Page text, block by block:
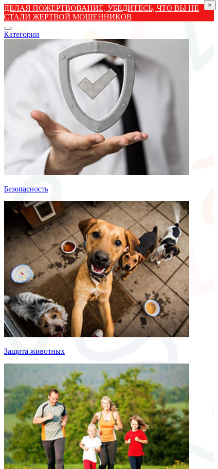
ДЕЛАЯ ПОЖЕРТВОВАНИЕ, УБЕДИТЕСЬ, ЧТО ВЫ НЕ
СТАЛИ ЖЕРТВОЙ МОШЕННИКОВ
Категории
Безопасность
Защита животных
×